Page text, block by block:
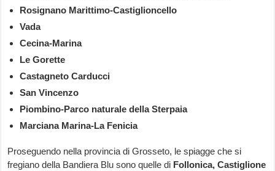
Rosignano Marittimo-Castiglioncello
Vada
Cecina-Marina
Le Gorette
Castagneto Carducci
San Vincenzo
Piombino-Parco naturale della Sterpaia
Marciana Marina-La Fenicia
Proseguendo nella provincia di Grosseto, le spiagge che si
fregiano della Bandiera Blu sono quelle di Follonica, Castiglione